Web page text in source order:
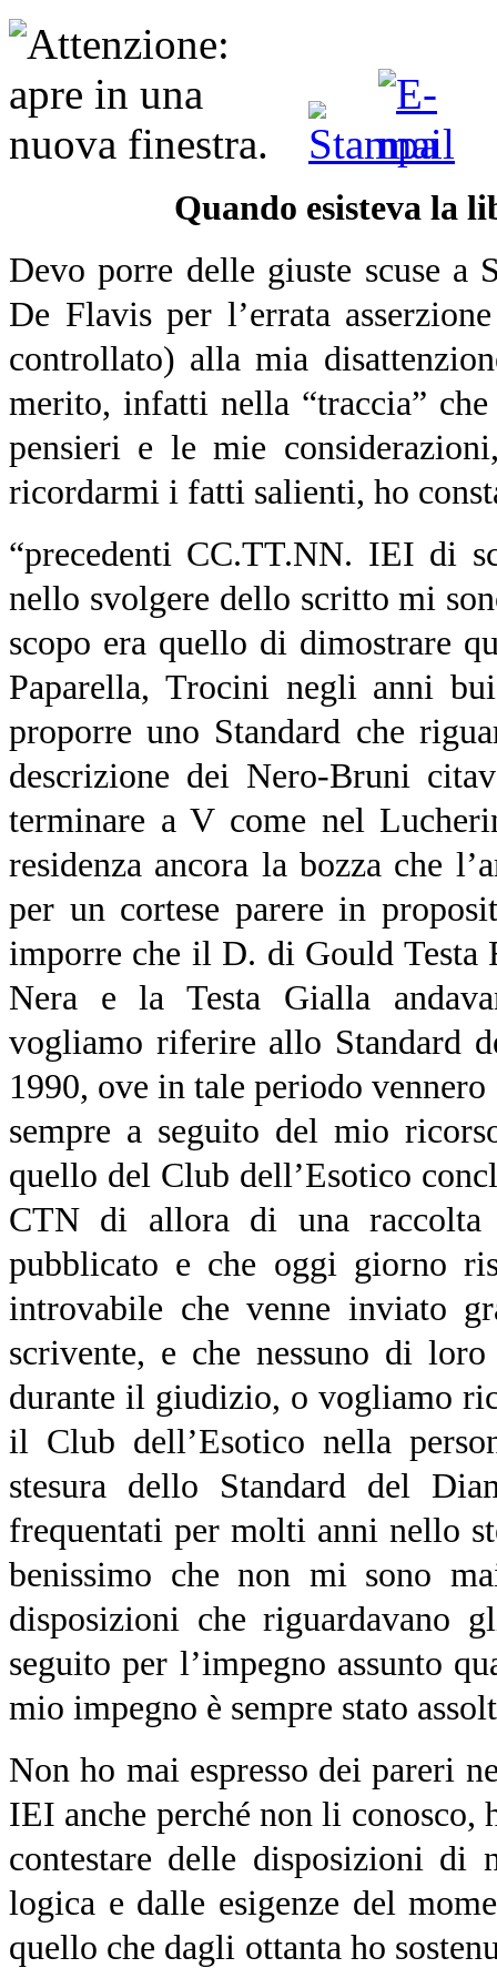
Quando esisteva la
Devo porre delle giuste scuse
De Flavis per l’errata
controllato) alla mia
merito, infatti nella “traccia”
pensieri e le mie
ricordarmi i fatti salienti, ho
“precedenti CC.TT.NN. IEI di
nello svolgere dello scritto mi
scopo era quello di dimostrare
Paparella, Trocini negli anni
proporre uno Standard che
descrizione dei Nero-Bruni
terminare a V come nel
residenza ancora la bozza che
per un cortese parere in
imporre che il D. di Gould Testa
Nera e la Testa Gialla
vogliamo riferire allo Standard
1990, ove in tale periodo
sempre a seguito del mio
quello del Club dell’Esotico
CTN di allora di una
pubblicato e che oggi giorno
introvabile che venne inviato
scrivente, e che nessuno di
durante il giudizio, o vogliamo
il Club dell’Esotico nella
stesura dello Standard del
frequentati per molti anni nello
benissimo che non mi sono
disposizioni che riguardavano
seguito per l’impegno assunto
mio impegno è sempre stato
Non ho mai espresso dei pareri
IEI anche perché non li conosco,
contestare delle disposizioni di
logica e dalle esigenze del
quello che dagli ottanta ho